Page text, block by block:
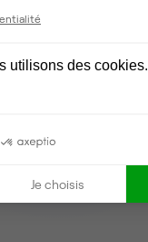
à un expert Ubiq
utilisons des cookies.
Je choisis